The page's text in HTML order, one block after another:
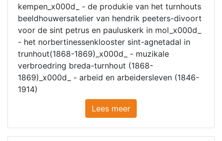
kempen_x000d_ - de produkie van het turnhouts
beeldhouwersatelier van hendrik peeters-divoort
voor de sint petrus en pauluskerk in mol_x000d_
- het norbertinessenklooster sint-agnetadal in
trunhout(1868-1869)_x000d_ - muzikale
verbroedring breda-turnhout (1868-
1869)_x000d_ - arbeid en arbeidersleven (1846-
1914)
Lees meer